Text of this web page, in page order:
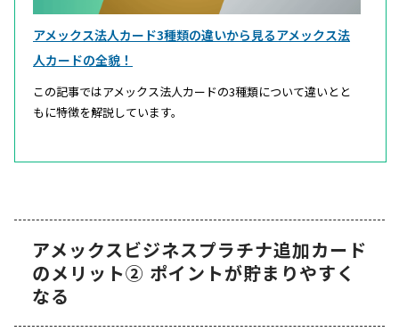
アメックス法人カード3種類の違いから見るアメックス法
人カードの全貌！
この記事ではアメックス法人カードの3種類について違いとと
もに特徴を解説しています。
アメックスビジネスプラチナ追加カード
のメリット② ポイントが貯まりやすく
なる